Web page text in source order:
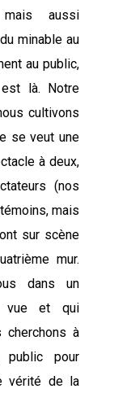
aussi
minable au
au public,
est là. Notre
cultivons
se veut une
à deux,
(nos
mais
sur scène
mur.
dans un
vue et qui
cherchons à
pour
vérité de la